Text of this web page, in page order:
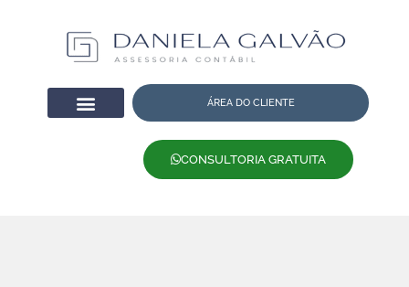
ÁREA DO CLIENTE
CONSULTORIA GRATUITA